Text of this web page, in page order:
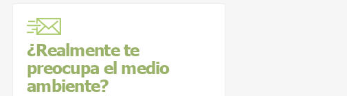
¿Realmente te
preocupa el medio
ambiente?